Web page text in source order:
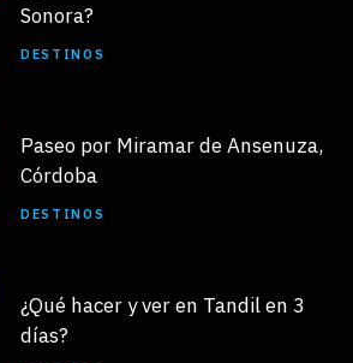
Sonora?
DESTINOS
Paseo por Miramar de Ansenuza,
Córdoba
DESTINOS
¿Qué hacer y ver en Tandil en 3
días?